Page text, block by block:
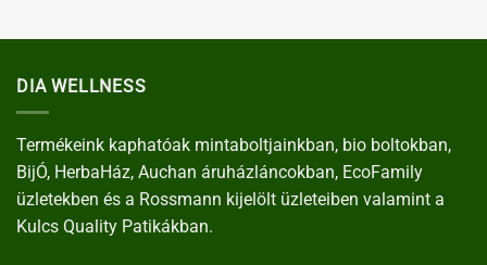
DIA WELLNESS
Termékeink kaphatóak mintaboltjainkban, bio boltokban,
BijÓ, HerbaHáz, Auchan áruházláncokban, EcoFamily
üzletekben és a Rossmann kijelölt üzleteiben valamint a
Kulcs Quality Patikákban.